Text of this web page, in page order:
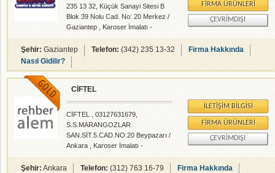
235 13 32, Küçük Sanayi Sitesi B
Blok 39 Nolu Cad. No: 20 Merkez /
Gaziantep , Karoser İmalatı -
rehberalem.com alanlarında faliyet
gösteren firmamızdır.
FIRMA ÜRÜNLERI
ÇEVRIMDIŞI
Şehir:Gaziantep Telefon:(342) 235 13-32
Firma Hakkında
Nasıl Gidilir?
CİFTEL
CİFTEL , 03127631679,
S.S.MARANGOZLAR
SAN.SİT.5.CAD.NO:20 Beypazarı /
Ankara , Karoser İmalatı -
rehberalem.com alanlarında faliyet
gösteren firmamızdır.
İLETIŞIM BILGISI
FIRMA ÜRÜNLERI
ÇEVRIMDIŞI
Şehir:Ankara Telefon:(312) 763 16-79
Firma Hakkında